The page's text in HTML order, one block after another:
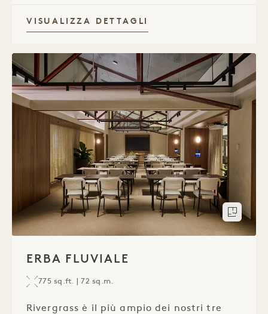
VISUALIZZA DETTAGLI
ERBA FLUVIALE
775 sq.ft. | 72 sq.m.
Rivergrass è il più ampio dei nostri tre